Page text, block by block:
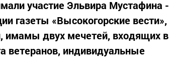
участие Эльвира Мустафина -
газеты «Высокогорские вести»,
имамы двух мечетей, входящих в
ветеранов, индивидуальные